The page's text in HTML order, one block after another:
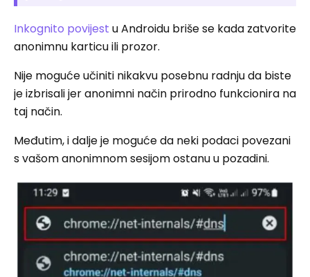
Inkognito povijest u Androidu briše se kada zatvorite
anonimnu karticu ili prozor.
Nije moguće učiniti nikakvu posebnu radnju da biste
je izbrisali jer anonimni način prirodno funkcionira na
taj način.
Međutim, i dalje je moguće da neki podaci povezani
s vašom anonimnom sesijom ostanu u pozadini.